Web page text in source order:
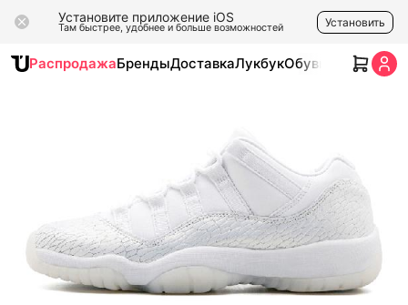
Установите приложение iOS
Там быстрее, удобнее и больше возможностей Установить
РаспродажаБрендыДоставкаЛукбукОбувь Одежда